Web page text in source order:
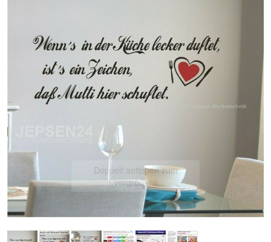
Doppelt antippen zum
vergrößern